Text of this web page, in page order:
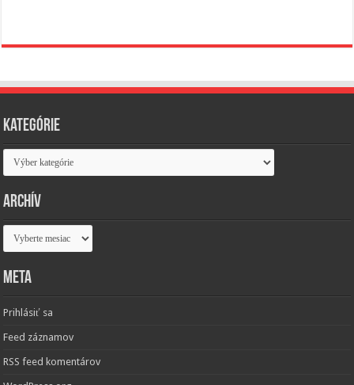
Kategórie
Kategórie
Archív
Archív
Meta
Prihlásiť sa
Feed záznamov
RSS feed komentárov